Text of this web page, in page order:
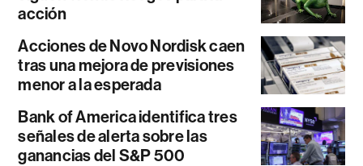
acción
Acciones de Novo Nordisk caen
tras una mejora de previsiones
menor a la esperada
Bank of America identifica tres
señales de alerta sobre las
ganancias del S&P 500